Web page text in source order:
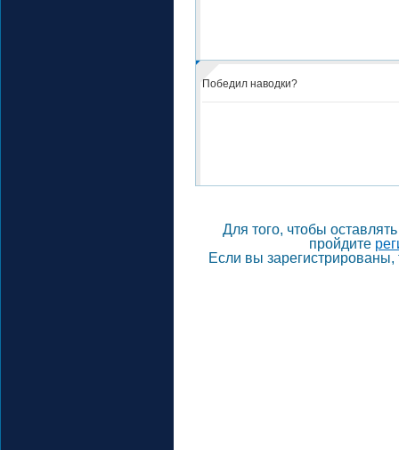
Победил наводки?
Для того, чтобы
пройдите
Если вы